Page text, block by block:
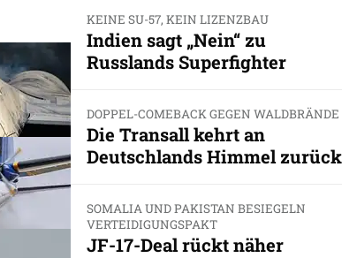
KEINE SU-57, KEIN LIZENZBAU
Indien sagt „Nein“ zu
Russlands Superfighter
DOPPEL-COMEBACK GEGEN WALDBRÄNDE
Die Transall kehrt an
Deutschlands Himmel
SOMALIA UND PAKISTAN BESIEGELN
VERTEIDIGUNGSPAKT
JF-17-Deal rückt näher